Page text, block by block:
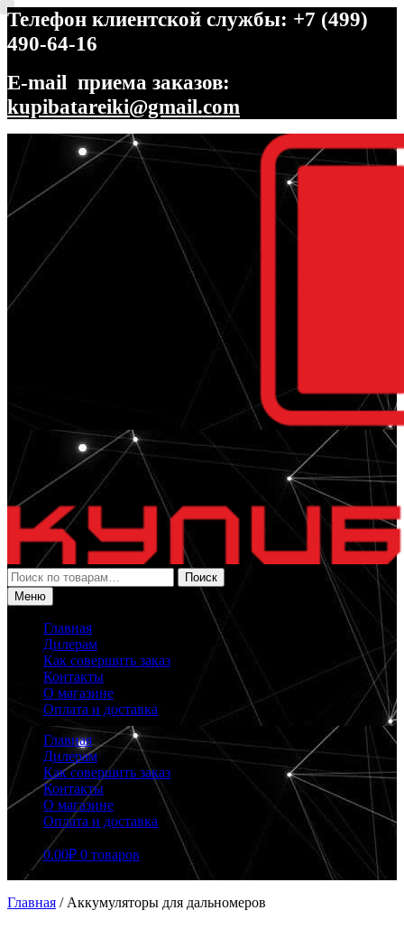
Телефон клиентской службы: +7 (499)
490-64-16
E-mail приема заказов:
kupibatareiki@gmail.com
Перейти
навигации
Перейти
содержимому
Искать:
Поиск
Меню
Главная
Дилерам
Как совершить заказ
Контакты
О магазине
Оплата и доставка
Главная
Дилерам
Как совершить заказ
Контакты
О магазине
Оплата и доставка
0.00₽ 0 товаров
Главная / Аккумуляторы для дальномеров